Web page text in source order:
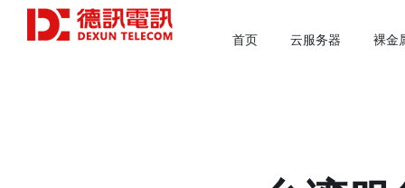
首页 云服务器 裸金